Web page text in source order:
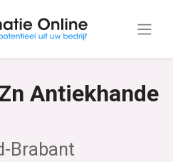
Antiekhande
Brabant